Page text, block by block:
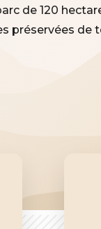
de 120
préservées de